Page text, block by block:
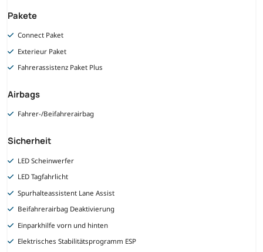
Pakete
Connect Paket
Exterieur Paket
Fahrerassistenz Paket Plus
Airbags
Fahrer-/Beifahrerairbag
Sicherheit
LED Scheinwerfer
LED Tagfahrlicht
Spurhalteassistent Lane Assist
Beifahrerairbag Deaktivierung
Einparkhilfe vorn und hinten
Elektrisches Stabilitätsprogramm ESP